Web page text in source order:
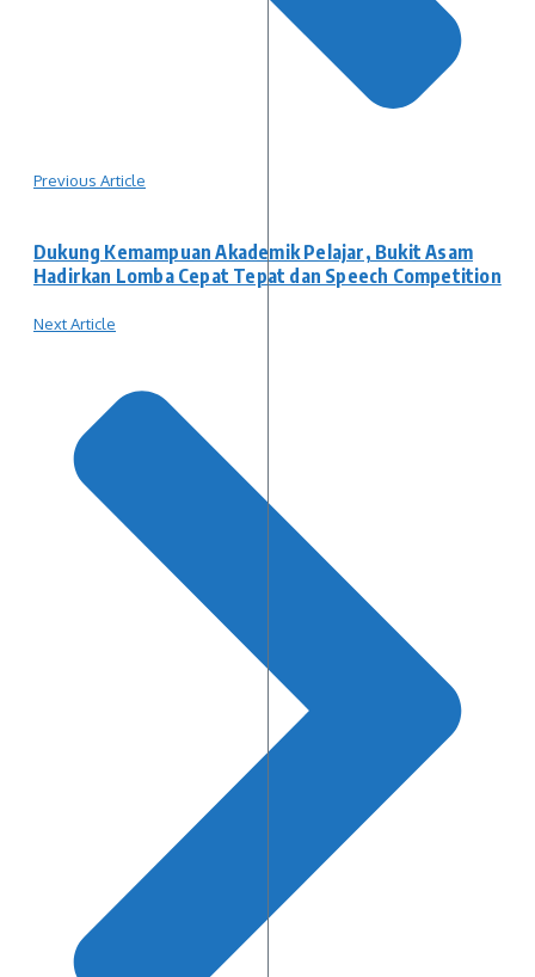
Previous Article
Dukung Kemampuan Akademik Pelajar, Bukit Asam
Hadirkan Lomba Cepat Tepat dan Speech Competition
Next Article